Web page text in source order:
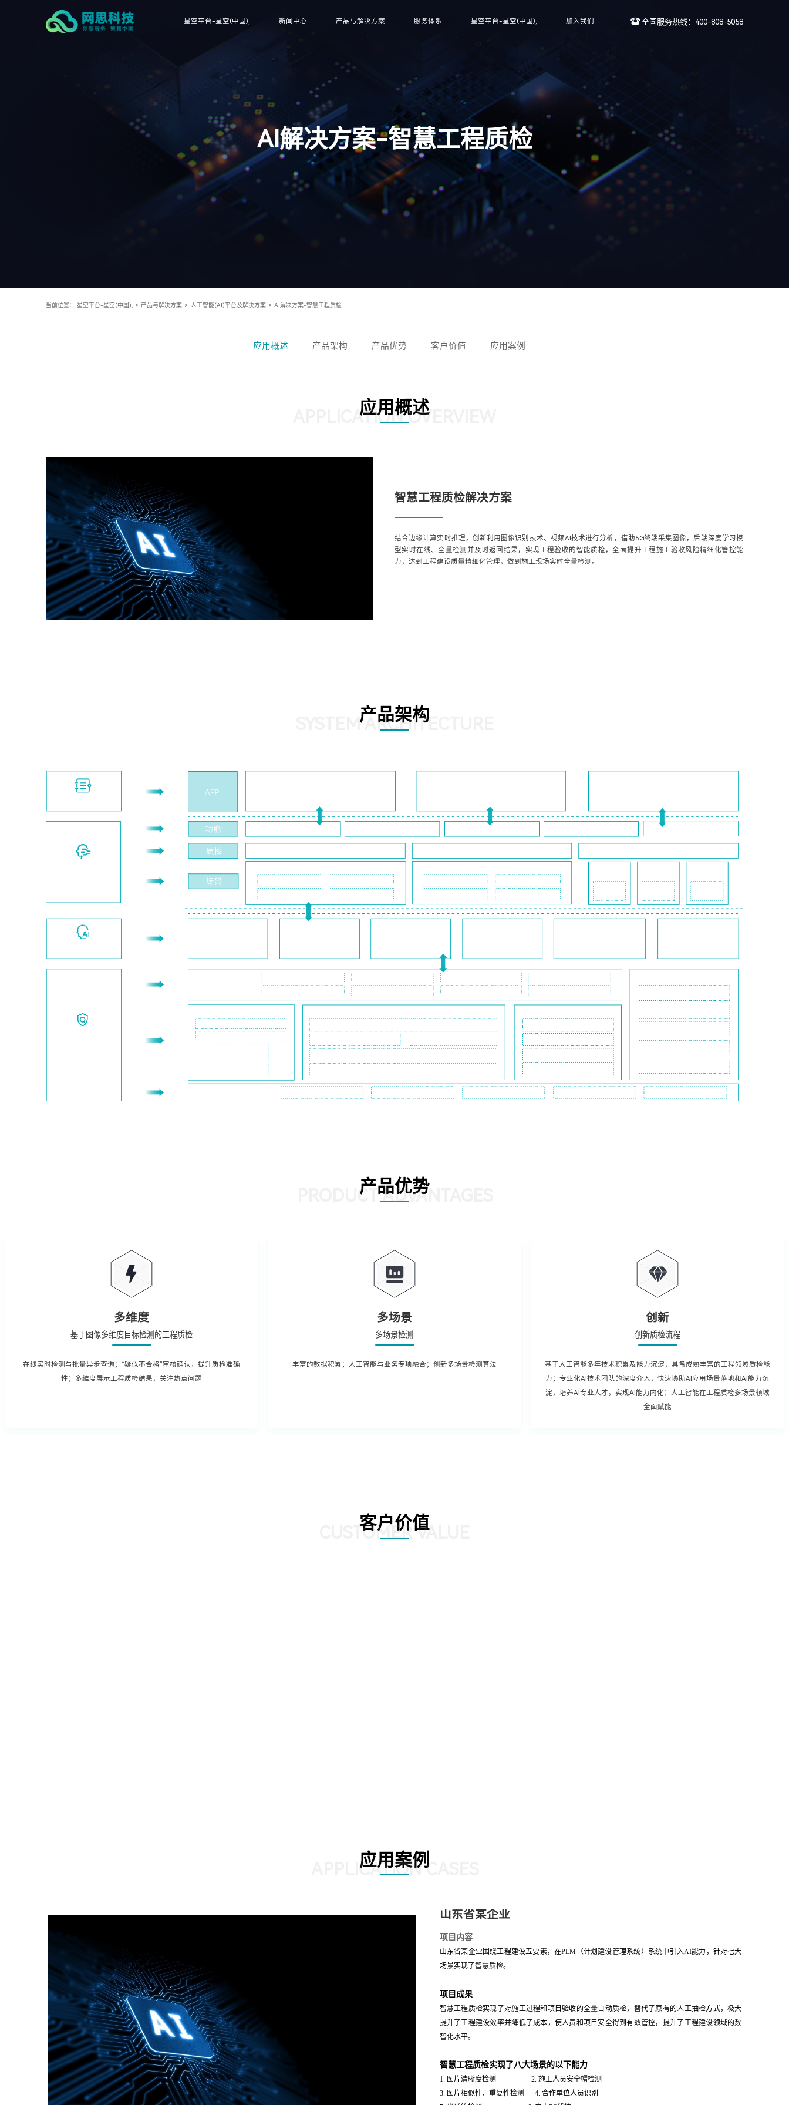
星空平台-星空(中国), 新闻中心 产品与解决方案 服务体系 星空平台-星空(中国), 加入我们 全国服务热线：400-808-5058
AI解决方案-智慧工程质检
当前位置： 星空平台-星空(中国), > 产品与解决方案 > 人工智能(AI)平台及解决方案 > AI解决方案-智慧工程质检
应用概述 产品架构 产品优势 客户价值 应用案例
应用概述
APPLICATION OVERVIEW
智慧工程质检解决方案
结合边缘计算实时推理，创新利用图像识别技术、视频AI技术进行分析，借助5G终端采集图像，后端深度学习模
型实时在线、全量检测并及时返回结果，实现工程验收的智能质检，全面提升工程施工验收风险精细化管控能
力，达到工程建设质量精细化管理，做到施工现场实时全量检测。
产品架构
SYSTEM ARCHITECTURE
产品优势
PRODUCT ADVANTAGES
多维度
基于图像多维度目标检测的工程质检
在线实时检测与批量异步查询；“疑似不合格”审核确认，提升质检准确
性；多维度展示工程质检结果，关注热点问题
多场景
多场景检测
丰富的数据积累；人工智能与业务专项融合；创新多场景检测算法
创新
创新质检流程
基于人工智能多年技术积累及能力沉淀，具备成熟丰富的工程领域质检能
力；专业化AI技术团队的深度介入，快速协助AI应用场景落地和AI能力沉
淀，培养AI专业人才，实现AI能力内化；人工智能在工程质检多场景领域
全面赋能
客户价值
CUSTOMER VALUE
应用案例
APPLICATION CASES
山东省某企业
项目内容
山东省某企业围绕工程建设五要素，在PLM（计划建设管理系统）系统中引入AI能力，针对七大
场景实现了智慧质检。
项目成果
智慧工程质检实现了对施工过程和项目验收的全量自动质检，替代了原有的人工抽检方式，极大
提升了工程建设效率并降低了成本，使人员和项目安全得到有效管控，提升了工程建设领域的数
智化水平。
智慧工程质检实现了八大场景的以下能力
1. 图片清晰度检测 2. 施工人员安全帽检测
3. 图片相似性、重复性检测 4. 合作单位人员识别